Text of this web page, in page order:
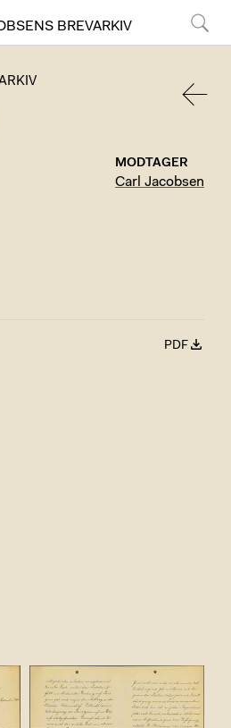
BREVARKIV
MODTAGER
Carl Jacobsen
PDF